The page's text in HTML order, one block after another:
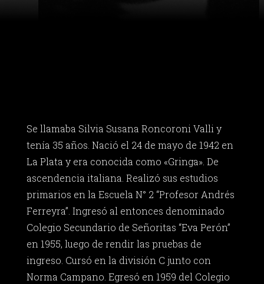
Se llamaba Silvia Susana Roncoroni Valli y
tenía 35 años. Nació el 24 de mayo de 1942 en
La Plata y era conocida como «Gringa». De
ascendencia italiana. Realizó sus estudios
primarios en la Escuela N° 2 “Profesor Andrés
Ferreyra”. Ingresó al entonces denominado
Colegio Secundario de Señoritas “Eva Perón”
en 1955, luego de rendir las pruebas de
ingreso. Cursó en la división C junto con
Norma Campano. Egresó en 1959 del Colegio